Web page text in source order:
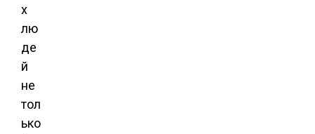
х
лю
де
й
не
тол
ько